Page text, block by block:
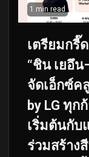
1 min read
เตรียมกรี๊
“ชิน เยอึน
จัดเอ็กซ์ค
by LG ทุก
เริ่มต้นกับ
ร่วมสร้าง